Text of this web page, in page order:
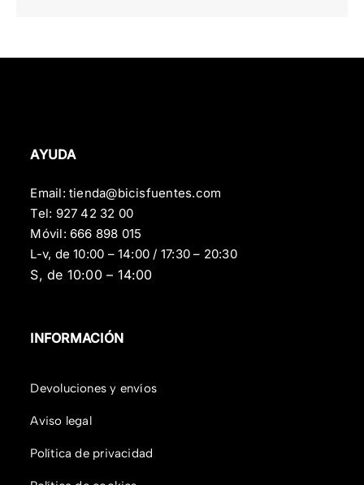
AYUDA
Email:tienda@bicisfuentes.com
Tel: 927 42 32 00
Móvil: 666 898 015
L-v, de 10:00 – 14:00 / 17:30 – 20:30
S, de 10:00 – 14:00
INFORMACIÓN
Devoluciones y envíos
Aviso legal
Política de privacidad